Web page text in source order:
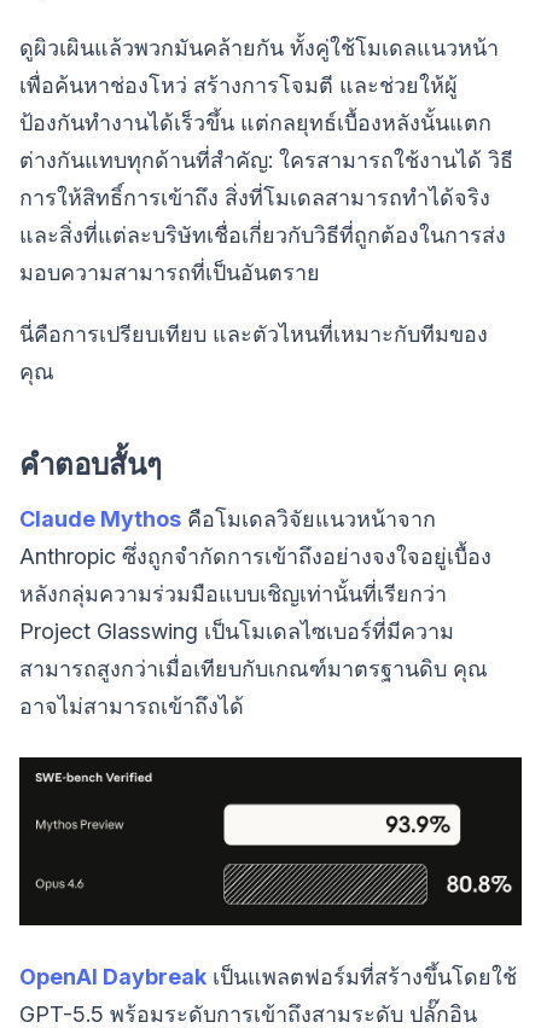
ดูผิวเผินแล้วพวกมันคล้ายกัน ทั้งคู่ใช้โมเดลแนวหน้า
เพื่อค้นหาช่องโหว่ สร้างการโจมตี และช่วยให้ผู้
ป้องกันทำงานได้เร็วขึ้น แต่กลยุทธ์เบื้องหลังนั้นแตก
ต่างกันแทบทุกด้านที่สำคัญ: ใครสามารถใช้งานได้ วิธี
การให้สิทธิ์การเข้าถึง สิ่งที่โมเดลสามารถทำได้จริง
และสิ่งที่แต่ละบริษัทเชื่อเกี่ยวกับวิธีที่ถูกต้องในการส่ง
มอบความสามารถที่เป็นอันตราย
นี่คือการเปรียบเทียบ และตัวไหนที่เหมาะกับทีมของ
คุณ
คำตอบสั้นๆ
Claude Mythos คือโมเดลวิจัยแนวหน้าจาก
Anthropic ซึ่งถูกจำกัดการเข้าถึงอย่างจงใจอยู่เบื้อง
หลังกลุ่มความร่วมมือแบบเชิญเท่านั้นที่เรียกว่า
Project Glasswing เป็นโมเดลไซเบอร์ที่มีความ
สามารถสูงกว่าเมื่อเทียบกับเกณฑ์มาตรฐานดิบ คุณ
อาจไม่สามารถเข้าถึงได้
OpenAI Daybreak เป็นแพลตฟอร์มที่สร้างขึ้นโดยใช้
GPT-5.5 พร้อมระดับการเข้าถึงสามระดับ ปลั๊กอิน